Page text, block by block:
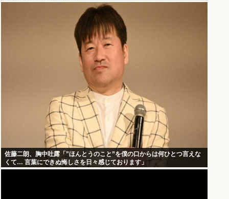
佐藤二朗、胸中吐露「”ほんとうのこと”を僕の口からは何ひとつ言えな
くて… 言葉にできぬ悔しさを日々感じております」